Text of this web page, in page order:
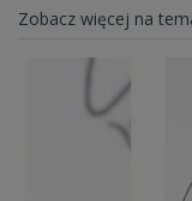
Zobacz więcej na